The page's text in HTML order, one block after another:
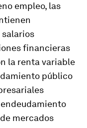
empleo, las
salarios
financieras
la renta variable
público
mercados